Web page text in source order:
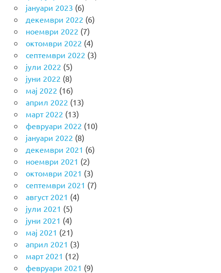
јануари 2023 (6)
декември 2022 (6)
ноември 2022 (7)
октомври 2022 (4)
септември 2022 (3)
јули 2022 (5)
јуни 2022 (8)
мај 2022 (16)
април 2022 (13)
март 2022 (13)
февруари 2022 (10)
јануари 2022 (8)
декември 2021 (6)
ноември 2021 (2)
октомври 2021 (3)
септември 2021 (7)
август 2021 (4)
јули 2021 (5)
јуни 2021 (4)
мај 2021 (21)
април 2021 (3)
март 2021 (12)
февруари 2021 (9)